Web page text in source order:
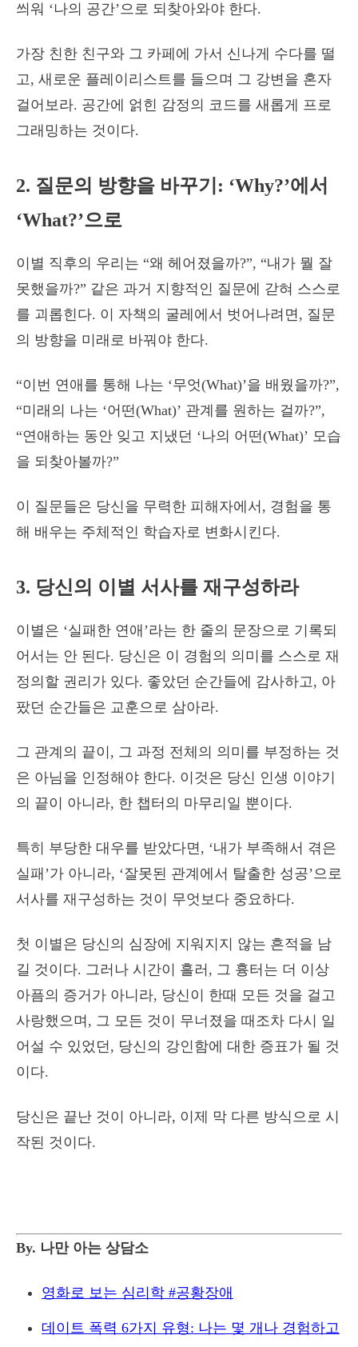
씌워 ‘나의 공간’으로 되찾아와야 한다.
가장 친한 친구와 그 카페에 가서 신나게 수다를 떨
고, 새로운 플레이리스트를 들으며 그 강변을 혼자
걸어보라. 공간에 얽힌 감정의 코드를 새롭게 프로
그래밍하는 것이다.
2. 질문의 방향을 바꾸기: ‘Why?’에서
‘What?’으로
이별 직후의 우리는 “왜 헤어졌을까?”, “내가 뭘 잘
못했을까?” 같은 과거 지향적인 질문에 갇혀 스스로
를 괴롭힌다. 이 자책의 굴레에서 벗어나려면, 질문
의 방향을 미래로 바꿔야 한다.
“이번 연애를 통해 나는 ‘무엇(What)’을 배웠을까?”,
“미래의 나는 ‘어떤(What)’ 관계를 원하는 걸까?”,
“연애하는 동안 잊고 지냈던 ‘나의 어떤(What)’ 모습
을 되찾아볼까?”
이 질문들은 당신을 무력한 피해자에서, 경험을 통
해 배우는 주체적인 학습자로 변화시킨다.
3. 당신의 이별 서사를 재구성하라
이별은 ‘실패한 연애’라는 한 줄의 문장으로 기록되
어서는 안 된다. 당신은 이 경험의 의미를 스스로 재
정의할 권리가 있다. 좋았던 순간들에 감사하고, 아
팠던 순간들은 교훈으로 삼아라.
그 관계의 끝이, 그 과정 전체의 의미를 부정하는 것
은 아님을 인정해야 한다. 이것은 당신 인생 이야기
의 끝이 아니라, 한 챕터의 마무리일 뿐이다.
특히 부당한 대우를 받았다면, ‘내가 부족해서 겪은
실패’가 아니라, ‘잘못된 관계에서 탈출한 성공’으로
서사를 재구성하는 것이 무엇보다 중요하다.
첫 이별은 당신의 심장에 지워지지 않는 흔적을 남
길 것이다. 그러나 시간이 흘러, 그 흉터는 더 이상
아픔의 증거가 아니라, 당신이 한때 모든 것을 걸고
사랑했으며, 그 모든 것이 무너졌을 때조차 다시 일
어설 수 있었던, 당신의 강인함에 대한 증표가 될 것
이다.
당신은 끝난 것이 아니라, 이제 막 다른 방식으로 시
작된 것이다.
By. 나만 아는 상담소
영화로 보는 심리학 #공황장애
데이트 폭력 6가지 유형: 나는 몇 개나 경험하고